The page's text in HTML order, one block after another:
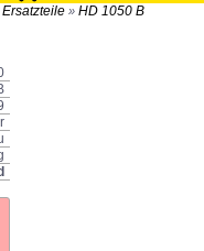
» HD 1050 B